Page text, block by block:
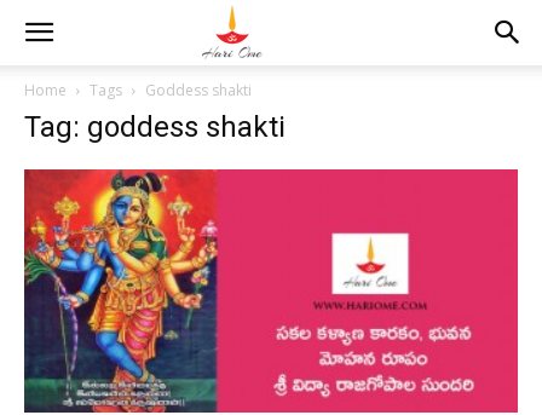
Home Tags Goddess shakti
Tag: goddess shakti